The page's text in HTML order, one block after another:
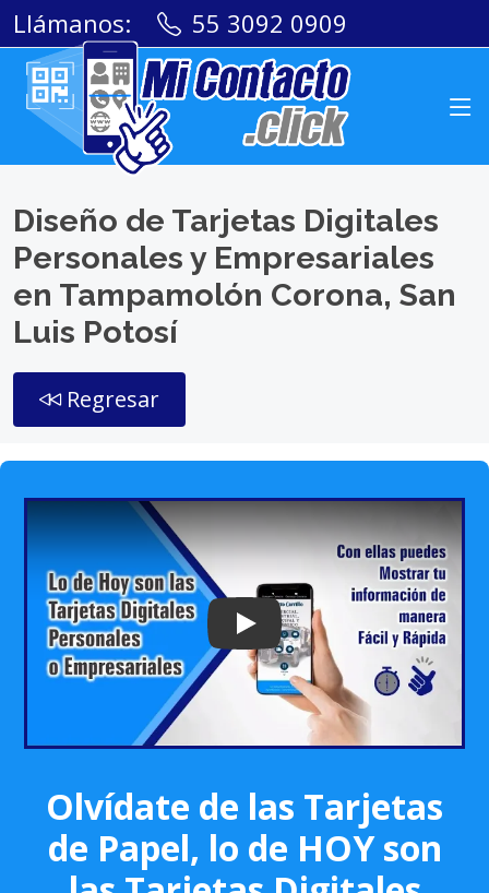
Llámanos: 55 3092 0909
Diseño de Tarjetas Digitales
Personales y Empresariales
en Tampamolón Corona, San
Luis Potosí
Regresar
Play: Keynote (Google I/O '18)
Olvídate de las Tarjetas
de Papel, lo de HOY son